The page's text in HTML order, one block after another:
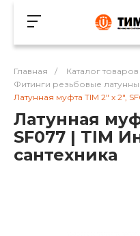
Главная / Каталог товаров
Фитинги резьбовые
Латунная муфта TIM 2" х 2",
Латунная
SF077 | TIM
сантехника